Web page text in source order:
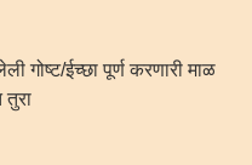
गोष्ट/ईच्छा पूर्ण करणारी माळ